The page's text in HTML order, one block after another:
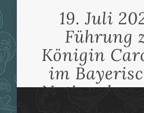
19. Juli
Führung
Königin
im